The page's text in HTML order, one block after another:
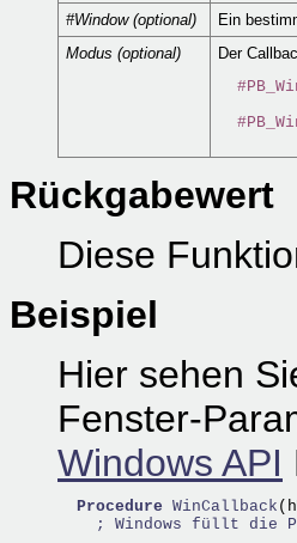
#Window (optional)
Ein
Modus (optional)
Der
Rückgabewert
Diese
Beispiel
Hier sehen
Fenster-
Windows API
Procedure WinCallback
; Windows füllt die